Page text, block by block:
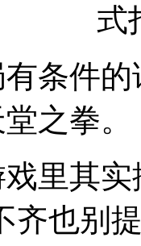
条件
之拳。
里其
齐也别